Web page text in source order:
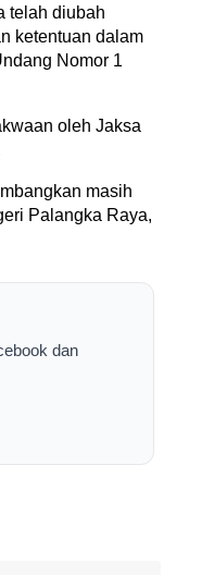
telah diubah
ketentuan dalam
Nomor 1
oleh Jaksa
masih
Palangka Raya,
dan